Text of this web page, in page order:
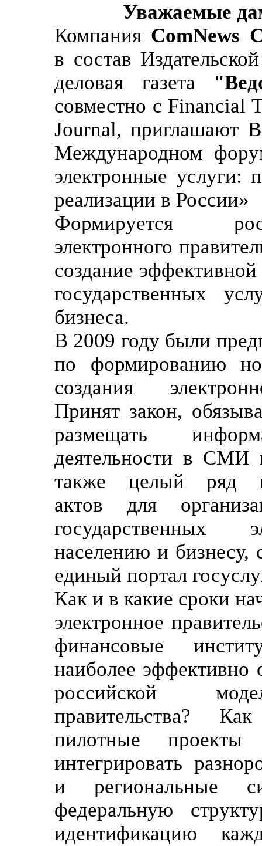
Уважаемые
Компания ComNews
в состав
деловая газета
совместно с Financial
Journal, приглашают
Международном
электронные услуги:
реализации в России»
Формируется
электронного
создание
государственных
бизнеса.
В 2009 году были
по формированию
создания
Принят закон,
размещать
деятельности в СМИ
также целый ряд
актов для
государственных
населению и бизнесу,
единый портал
Как и в какие сроки
электронное
финансовые
наиболее эффективно
российской
правительства?
пилотные
интегрировать
и региональные
федеральную
идентификацию